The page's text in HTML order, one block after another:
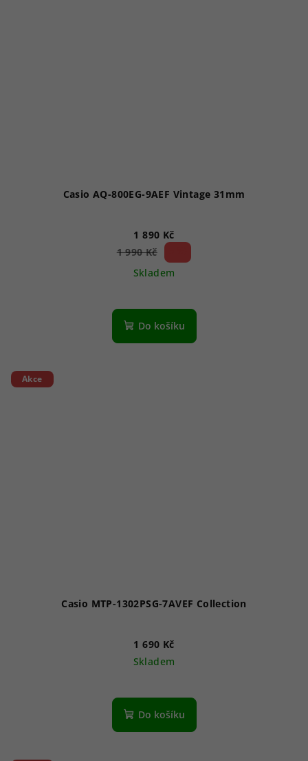
Casio AQ-800EG-9AEF Vintage 31mm
1 890 Kč
1 990 Kč
Skladem
Do košíku
Akce
Casio MTP-1302PSG-7AVEF Collection
1 690 Kč
Skladem
Do košíku